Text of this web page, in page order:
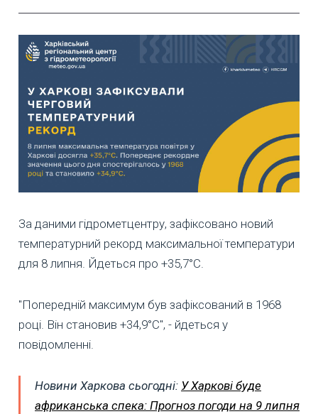
За даними гідрометцентру, зафіксовано новий
температурний рекорд максимальної температури
для 8 липня. Йдеться про +35,7°С.
"Попередній максимум був зафіксований в 1968
році. Він становив +34,9°С", - йдеться у
повідомленні.
Новини Харкова сьогодні: У Харкові буде
африканська спека: Прогноз погоди на 9 липня